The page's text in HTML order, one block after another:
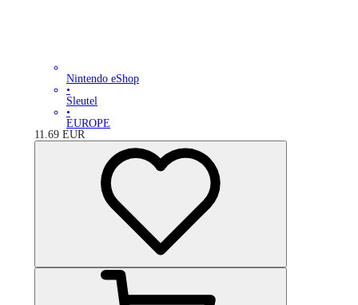
Nintendo eShop
•
Sleutel
•
EUROPE
11.69 EUR